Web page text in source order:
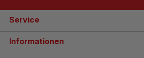
Service
Informationen